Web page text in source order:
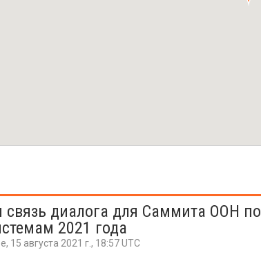
связь диалога для Саммита ООН по
2021 года
15 августа 2021 г., 18:57 UTC